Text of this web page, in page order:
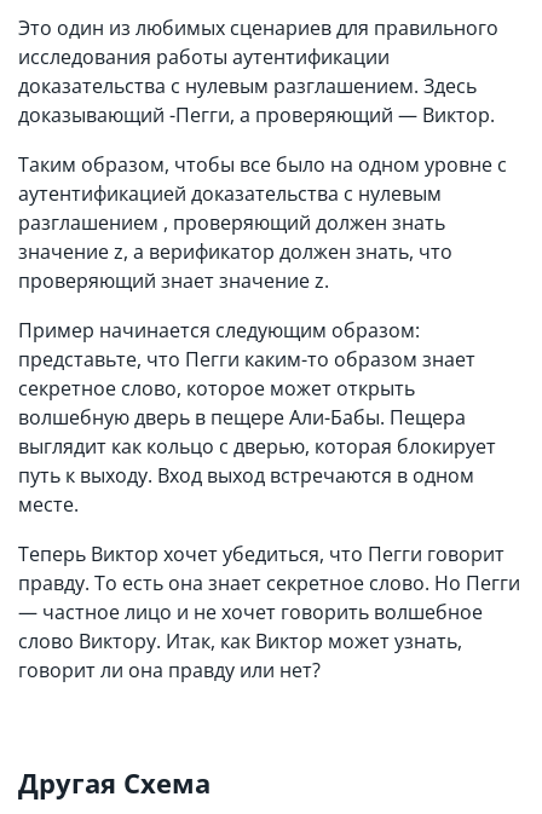
Это один из любимых сценариев для правильного
исследования работы аутентификации
доказательства с нулевым разглашением. Здесь
доказывающий -Пегги, а проверяющий — Виктор.
Таким образом, чтобы все было на одном уровне с
аутентификацией доказательства с нулевым
разглашением , проверяющий должен знать
значение z, а верификатор должен знать, что
проверяющий знает значение z.
Пример начинается следующим образом:
представьте, что Пегги каким-то образом знает
секретное слово, которое может открыть
волшебную дверь в пещере Али-Бабы. Пещера
выглядит как кольцо с дверью, которая блокирует
путь к выходу. Вход выход встречаются в одном
месте.
Теперь Виктор хочет убедиться, что Пегги говорит
правду. То есть она знает секретное слово. Но Пегги
— частное лицо и не хочет говорить волшебное
слово Виктору. Итак, как Виктор может узнать,
говорит ли она правду или нет?
Другая Схема